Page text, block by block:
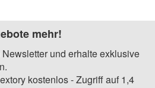
mehr!
und erhalte exklusive
kostenlos - Zugriff auf 1,4